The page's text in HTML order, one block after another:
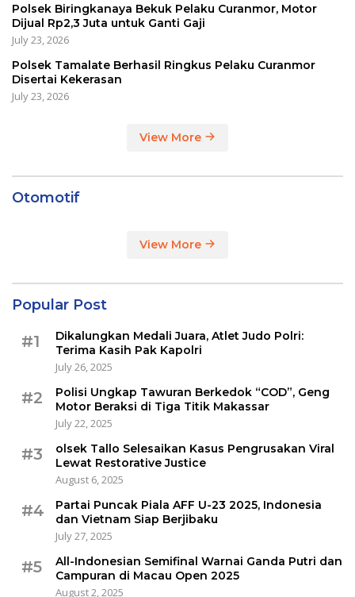
Polsek Biringkanaya Bekuk Pelaku Curanmor, Motor
Dijual Rp2,3 Juta untuk Ganti Gaji
July 23, 2026
Polsek Tamalate Berhasil Ringkus Pelaku Curanmor
Disertai Kekerasan
July 23, 2026
View More
Otomotif
View More
Popular Post
#1
Dikalungkan Medali Juara, Atlet Judo Polri:
Terima Kasih Pak Kapolri
July 26, 2025
#2
Polisi Ungkap Tawuran Berkedok “COD”, Geng
Motor Beraksi di Tiga Titik Makassar
July 22, 2025
#3
olsek Tallo Selesaikan Kasus Pengrusakan Viral
Lewat Restorative Justice
August 6, 2025
#4
Partai Puncak Piala AFF U-23 2025, Indonesia
dan Vietnam Siap Berjibaku
July 27, 2025
#5
All-Indonesian Semifinal Warnai Ganda Putri dan
Campuran di Macau Open 2025
August 2, 2025